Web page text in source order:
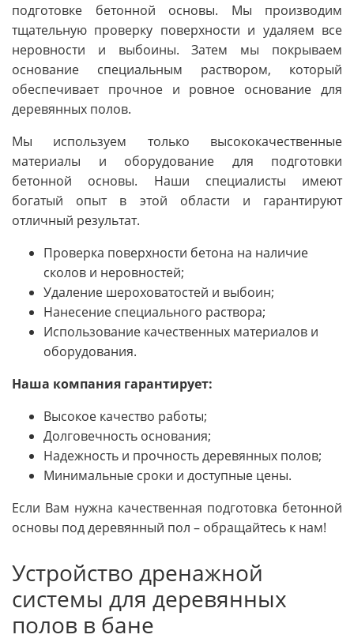
подготовке бетонной основы. Мы производим
тщательную проверку поверхности и удаляем все
неровности и выбоины. Затем мы покрываем
основание специальным раствором, который
обеспечивает прочное и ровное основание для
деревянных полов.
Мы используем только высококачественные
материалы и оборудование для подготовки
бетонной основы. Наши специалисты имеют
богатый опыт в этой области и гарантируют
отличный результат.
Проверка поверхности бетона на наличие
сколов и неровностей;
Удаление шероховатостей и выбоин;
Нанесение специального раствора;
Использование качественных материалов и
оборудования.
Наша компания гарантирует:
Высокое качество работы;
Долговечность основания;
Надежность и прочность деревянных полов;
Минимальные сроки и доступные цены.
Если Вам нужна качественная подготовка бетонной
основы под деревянный пол – обращайтесь к нам!
Устройство дренажной
системы для деревянных
полов в бане